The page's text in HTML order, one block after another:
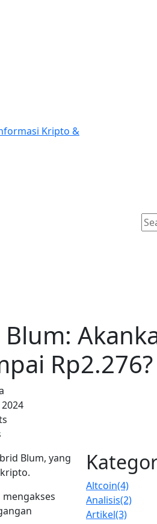
Rp2.276?
Blum, yang
Altcoin(4)
Analisis(2)
Artikel(3)